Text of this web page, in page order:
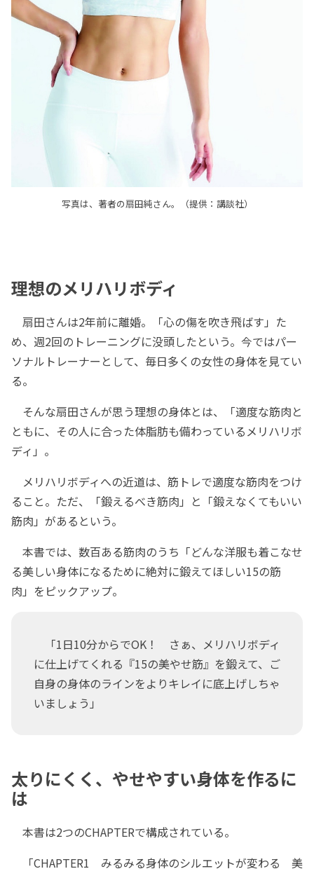
写真は、著者の扇田純さん。（提供：講談社）
理想のメリハリボディ
扇田さんは2年前に離婚。「心の傷を吹き飛ばす」た
め、週2回のトレーニングに没頭したという。今ではパー
ソナルトレーナーとして、毎日多くの女性の身体を見てい
る。
そんな扇田さんが思う理想の身体とは、「適度な筋肉と
ともに、その人に合った体脂肪も備わっているメリハリボ
ディ」。
メリハリボディへの近道は、筋トレで適度な筋肉をつけ
ること。ただ、「鍛えるべき筋肉」と「鍛えなくてもいい
筋肉」があるという。
本書では、数百ある筋肉のうち「どんな洋服も着こなせ
る美しい身体になるために絶対に鍛えてほしい15の筋
肉」をピックアップ。
「1日10分からでOK！ さぁ、メリハリボディ
に仕上げてくれる『15の美やせ筋』を鍛えて、ご
自身の身体のラインをよりキレイに底上げしちゃ
いましょう」
太りにくく、やせやすい身体を作るに
は
本書は2つのCHAPTERで構成されている。
「CHAPTER1 みるみる身体のシルエットが変わる 美